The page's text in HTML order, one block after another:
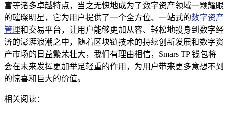
富等诸多卓越特点，当之无愧地成为了数字资产领域一颗耀眼
的璀璨明星，它为用户提供了一个全方位、一站式的数字资产
管理和交易平台，让用户能够更加从容、轻松地投身到数字经
济的澎湃浪潮之中，随着区块链技术的持续创新发展和数字资
产市场的日益繁荣壮大，我们有理由相信，Smars TP 钱包将
会在未来发挥更加举足轻重的作用，为用户带来更多意想不到
的惊喜和巨大的价值。
相关阅读：